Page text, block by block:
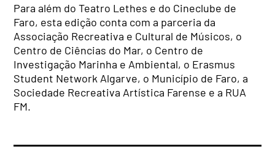
Para além do Teatro Lethes e do Cineclube de
Faro, esta edição conta com a parceria da
Associação Recreativa e Cultural de Músicos, o
Centro de Ciências do Mar, o Centro de
Investigação Marinha e Ambiental, o Erasmus
Student Network Algarve, o Município de Faro, a
Sociedade Recreativa Artística Farense e a RUA
FM.